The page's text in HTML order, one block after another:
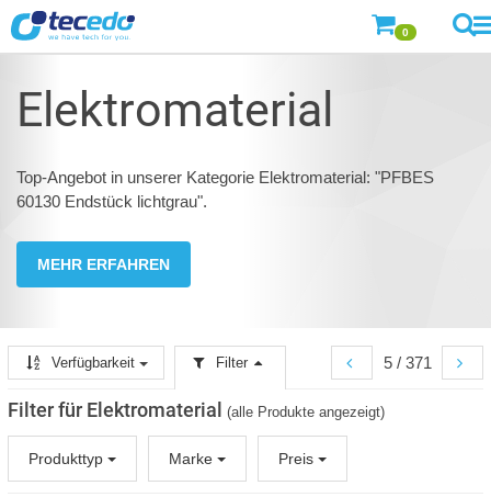
0
Elektromaterial
Top-Angebot in unserer Kategorie Elektromaterial: "PFBES
60130 Endstück lichtgrau".
MEHR ERFAHREN
5 / 371
Verfügbarkeit Filter
Filter für Elektromaterial (alle Produkte angezeigt)
Produkttyp Marke Preis